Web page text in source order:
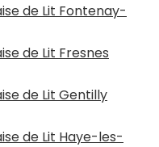
de Lit Fontenay-
de Lit Fresnes
de Lit Gentilly
de Lit Haye-les-